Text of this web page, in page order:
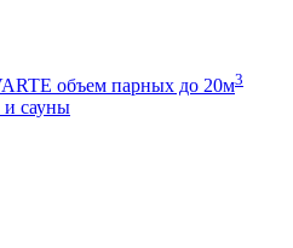
объем парных до 20м3
и сауны